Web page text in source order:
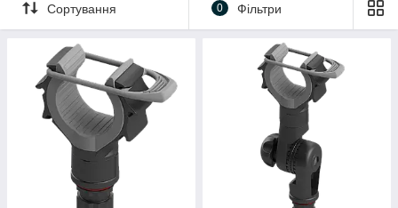
Сортування 0 Фільтри